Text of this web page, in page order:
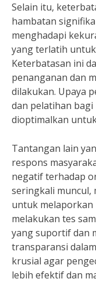
Selain itu,
hambatan
menghadapi
yang terlatih
Keterbatasan ini
penanganan dan
dilakukan. Upaya
dan pelatihan
dioptimalkan
Tantangan lain
respons
negatif terhadap
seringkali muncul,
untuk melaporkan
melakukan tes
yang suportif dan
transparansi
krusial agar
lebih efektif dan